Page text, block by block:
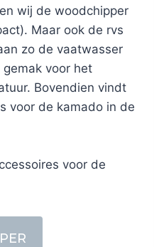
wij de woodchipper
Maar ook de rvs
zo de vaatwasser
voor het
Bovendien vindt
voor de kamado in de
voor de